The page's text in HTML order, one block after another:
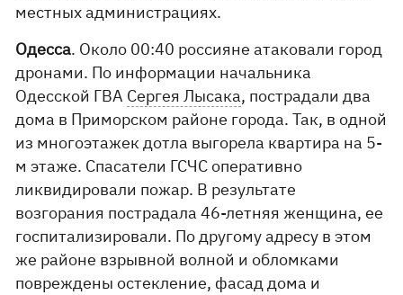
местных администрациях.
Одесса. Около 00:40 россияне атаковали город
дронами. По информации начальника
Одесской ГВА Сергея Лысака, пострадали два
дома в Приморском районе города. Так, в одной
из многоэтажек дотла выгорела квартира на 5-
м этаже. Спасатели ГСЧС оперативно
ликвидировали пожар. В результате
возгорания пострадала 46-летняя женщина, ее
госпитализировали. По другому адресу в этом
же районе взрывной волной и обломками
повреждены остекление, фасад дома и